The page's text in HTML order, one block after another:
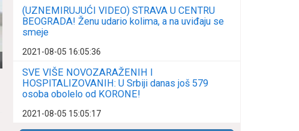
(UZNEMIRUJUĆI VIDEO) STRAVA U CENTRU
BEOGRADA! Ženu udario kolima, a na uviđaju se
smeje
2021-08-05 16:05:36
SVE VIŠE NOVOZARAŽENIH I
HOSPITALIZOVANIH: U Srbiji danas još 579
osoba obolelo od KORONE!
2021-08-05 15:05:17